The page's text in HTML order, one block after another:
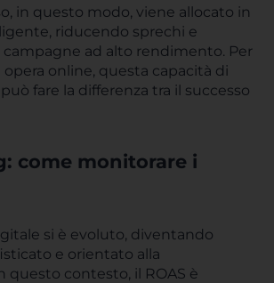
in questo modo, viene allocato in
riducendo sprechi e
ad alto rendimento. Per
opera online, questa capacità di
fare la differenza tra il successo
come monitorare i
si è evoluto, diventando
e orientato alla
questo contesto, il ROAS è